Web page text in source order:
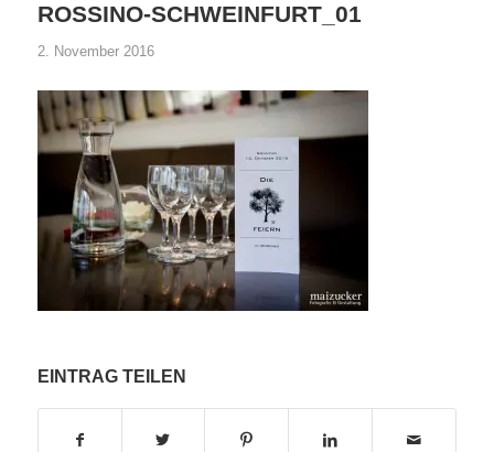
ROSSINO-SCHWEINFURT_01
2. November 2016
EINTRAG TEILEN